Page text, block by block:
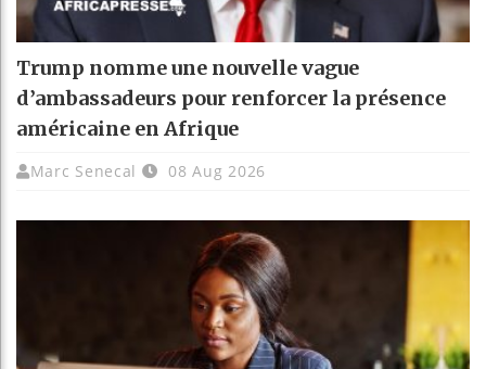
Trump nomme une nouvelle vague
d’ambassadeurs pour renforcer la présence
américaine en Afrique
Marc Senecal 08 Aug 2026